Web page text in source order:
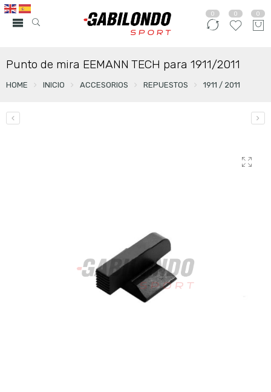
0 0 0
Punto de mira EEMANN TECH para 1911/2011
HOME INICIO ACCESORIOS REPUESTOS 1911 / 2011